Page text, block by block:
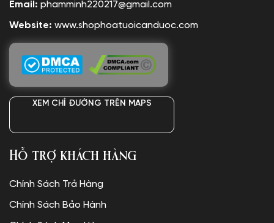
Email: phamminh220217@gmail.com
Website: www.shophoatuoicanduoc.com
XEM CHỈ ĐƯỜNG TRÊN MAPS
Hỗ trợ khách hàng
Chính Sách Trả Hàng
Chính Sách Bảo Hành